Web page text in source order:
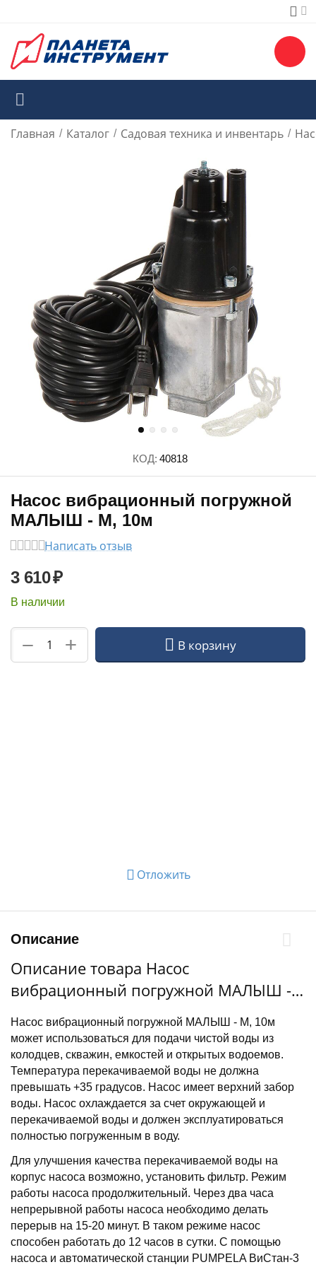
Главная / Каталог / Садовая техника и инвентарь /
КОД: 40818
Насос вибрационный погружной
МАЛЫШ - М, 10м
Написать отзыв
3 610₽
В наличии
+
− В корзину
Отложить
Описание
Описание товара Насос
вибрационный погружной МАЛЫШ -
М, 10м
Насос вибрационный погружной МАЛЫШ - М, 10м
может использоваться для подачи чистой воды из
колодцев, скважин, емкостей и открытых водоемов.
Температура перекачиваемой воды не должна
превышать +35 градусов. Насос имеет верхний забор
воды. Насос охлаждается за счет окружающей и
перекачиваемой воды и должен эксплуатироваться
полностью погруженным в воду.
Для улучшения качества перекачиваемой воды на
корпус насоса возможно, установить фильтр. Режим
работы насоса продолжительный. Через два часа
непрерывной работы насоса необходимо делать
перерыв на 15-20 минут. В таком режиме насос
способен работать до 12 часов в сутки. С помощью
насоса и автоматической станции PUMPELA ВиСтан-3